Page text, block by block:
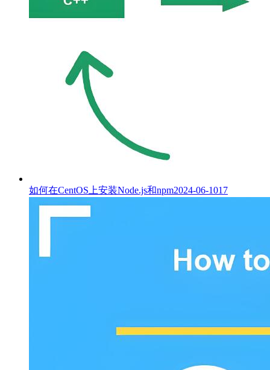
如何在CentOS上安装Node.js和npm2024-06-1017